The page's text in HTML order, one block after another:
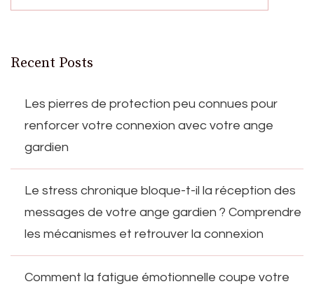
Recent Posts
Les pierres de protection peu connues pour
renforcer votre connexion avec votre ange
gardien
Le stress chronique bloque-t-il la réception des
messages de votre ange gardien ? Comprendre
les mécanismes et retrouver la connexion
Comment la fatigue émotionnelle coupe votre